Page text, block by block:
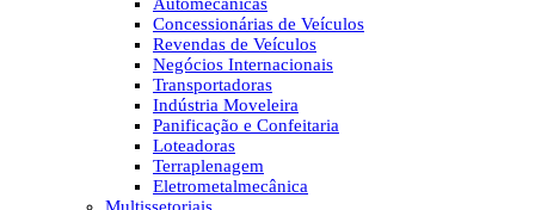
Concessionárias de Veículos
Revendas de Veículos
Negócios Internacionais
Transportadoras
Indústria Moveleira
Panificação e Confeitaria
Loteadoras
Terraplenagem
Eletrometalmecânica